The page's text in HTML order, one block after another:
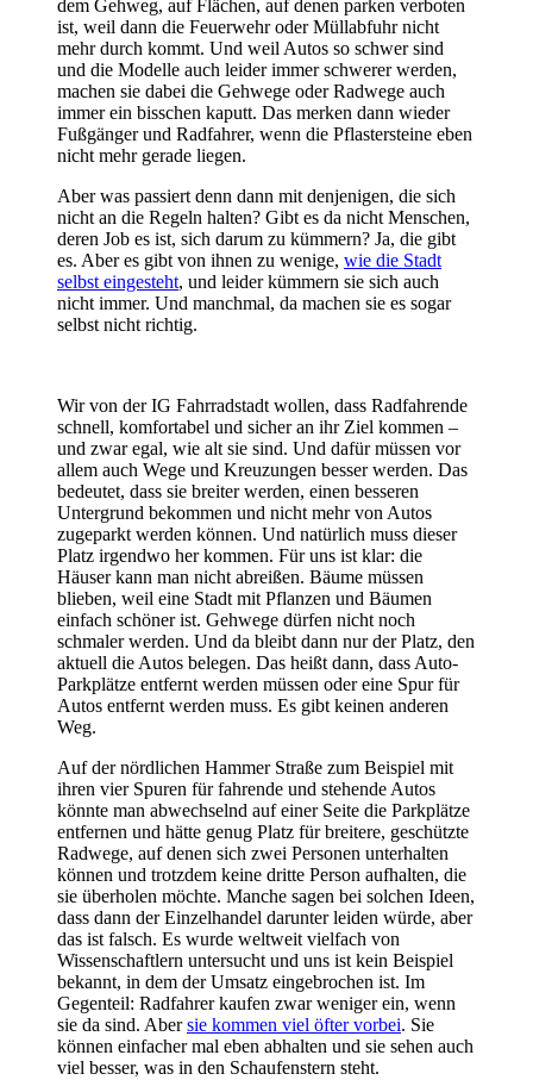
dem Gehweg, auf Flächen, auf denen parken verboten
ist, weil dann die Feuerwehr oder Müllabfuhr nicht
mehr durch kommt. Und weil Autos so schwer sind
und die Modelle auch leider immer schwerer werden,
machen sie dabei die Gehwege oder Radwege auch
immer ein bisschen kaputt. Das merken dann wieder
Fußgänger und Radfahrer, wenn die Pflastersteine eben
nicht mehr gerade liegen.
Aber was passiert denn dann mit denjenigen, die sich
nicht an die Regeln halten? Gibt es da nicht Menschen,
deren Job es ist, sich darum zu kümmern? Ja, die gibt
es. Aber es gibt von ihnen zu wenige, wie die Stadt
selbst eingesteht, und leider kümmern sie sich auch
nicht immer. Und manchmal, da machen sie es sogar
selbst nicht richtig.
Wir von der IG Fahrradstadt wollen, dass Radfahrende
schnell, komfortabel und sicher an ihr Ziel kommen –
und zwar egal, wie alt sie sind. Und dafür müssen vor
allem auch Wege und Kreuzungen besser werden. Das
bedeutet, dass sie breiter werden, einen besseren
Untergrund bekommen und nicht mehr von Autos
zugeparkt werden können. Und natürlich muss dieser
Platz irgendwo her kommen. Für uns ist klar: die
Häuser kann man nicht abreißen. Bäume müssen
blieben, weil eine Stadt mit Pflanzen und Bäumen
einfach schöner ist. Gehwege dürfen nicht noch
schmaler werden. Und da bleibt dann nur der Platz, den
aktuell die Autos belegen. Das heißt dann, dass Auto-
Parkplätze entfernt werden müssen oder eine Spur für
Autos entfernt werden muss. Es gibt keinen anderen
Weg.
Auf der nördlichen Hammer Straße zum Beispiel mit
ihren vier Spuren für fahrende und stehende Autos
könnte man abwechselnd auf einer Seite die Parkplätze
entfernen und hätte genug Platz für breitere, geschützte
Radwege, auf denen sich zwei Personen unterhalten
können und trotzdem keine dritte Person aufhalten, die
sie überholen möchte. Manche sagen bei solchen Ideen,
dass dann der Einzelhandel darunter leiden würde, aber
das ist falsch. Es wurde weltweit vielfach von
Wissenschaftlern untersucht und uns ist kein Beispiel
bekannt, in dem der Umsatz eingebrochen ist. Im
Gegenteil: Radfahrer kaufen zwar weniger ein, wenn
sie da sind. Abersie kommen viel öfter vorbei. Sie
können einfacher mal eben abhalten und sie sehen auch
viel besser, was in den Schaufenstern steht.